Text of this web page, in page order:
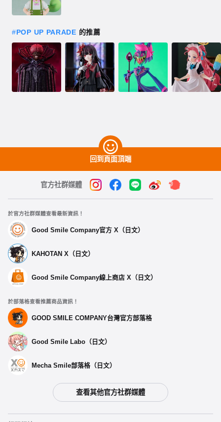
#POP UP PARADE 的推薦
回到頁面頂端
官方社群媒體
於官方社群媒體查看最新資訊！
Good Smile Company官方 X（日文）
KAHOTAN X（日文）
Good Smile Company線上商店 X（日文）
於部落格查看推薦商品資訊！
GOOD SMILE COMPANY台灣官方部落格
Good Smile Labo（日文）
Mecha Smile部落格（日文）
查看其他官方社群媒體